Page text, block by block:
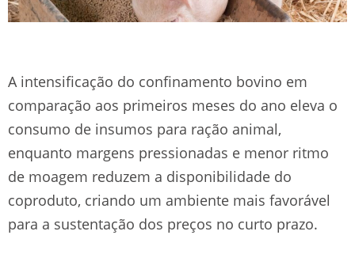
A intensificação do confinamento bovino em
comparação aos primeiros meses do ano eleva o
consumo de insumos para ração animal,
enquanto margens pressionadas e menor ritmo
de moagem reduzem a disponibilidade do
coproduto, criando um ambiente mais favorável
para a sustentação dos preços no curto prazo.